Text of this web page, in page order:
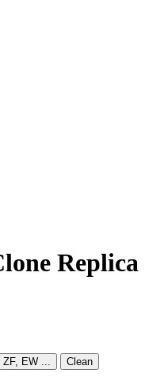
Replica
EW ...
Clean